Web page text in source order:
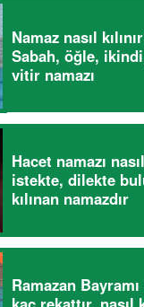
Namaz nasıl
Sabah, öğle,
vitir namazı
Hacet namazı
istekte, dilekte
kılınan namazdır
Ramazan